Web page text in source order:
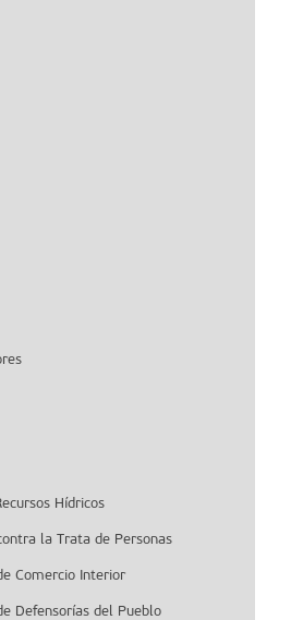
Hídricos
la Trata de Personas
Comercio Interior
Defensorías del Pueblo